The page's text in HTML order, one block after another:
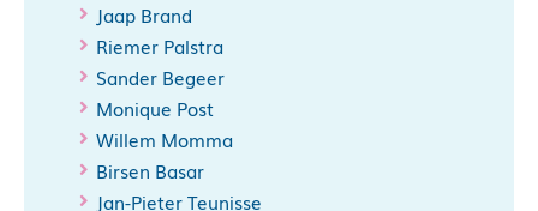
Jaap Brand
Riemer Palstra
Sander Begeer
Monique Post
Willem Momma
Birsen Basar
Jan-Pieter Teunisse